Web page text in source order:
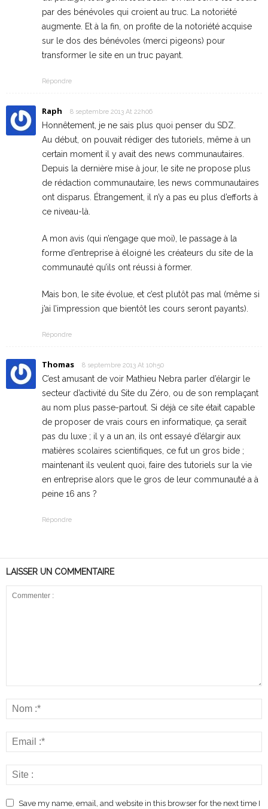
par des bénévoles qui croient au truc. La notoriété
augmente. Et à la fin, on profite de la notoriété acquise
sur le dos des bénévoles (merci pigeons) pour
transformer le site en un truc payant.
Répondre
Raph 8 septembre 2013 At 22h06
Honnêtement, je ne sais plus quoi penser du SDZ.
Au début, on pouvait rédiger des tutoriels, même à un
certain moment il y avait des news communautaires.
Depuis la dernière mise à jour, le site ne propose plus
de rédaction communautaire, les news communautaires
ont disparus. Étrangement, il n’y a pas eu plus d’efforts à
ce niveau-là.
A mon avis (qui n’engage que moi), le passage à la
forme d’entreprise à éloigné les créateurs du site de la
communauté qu’ils ont réussi à former.
Mais bon, le site évolue, et c’est plutôt pas mal (même si
j’ai l’impression que bientôt les cours seront payants).
Répondre
Thomas 8 septembre 2013 At 10h50
C’est amusant de voir Mathieu Nebra parler d’élargir le
secteur d’activité du Site du Zéro, ou de son remplaçant
au nom plus passe-partout. Si déjà ce site était capable
de proposer de vrais cours en informatique, ça serait
pas du luxe ; il y a un an, ils ont essayé d’élargir aux
matières scolaires scientifiques, ce fut un gros bide ;
maintenant ils veulent quoi, faire des tutoriels sur la vie
en entreprise alors que le gros de leur communauté a à
peine 16 ans ?
Répondre
LAISSER UN COMMENTAIRE
Save my name, email, and website in this browser for the next time I